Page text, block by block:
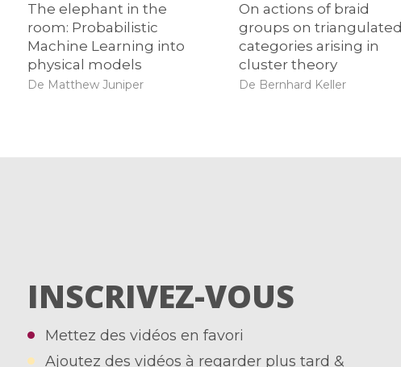
The elephant in the
room: Probabilistic
Machine Learning into
physical models
De Matthew Juniper
On actions of braid
groups on triangulated
categories arising in
cluster theory
De Bernhard Keller
INSCRIVEZ-VOUS
Mettez des vidéos en favori
Ajoutez des vidéos à regarder plus tard &